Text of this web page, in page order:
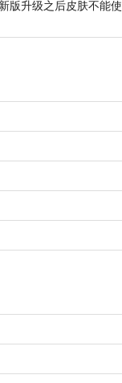
版升级之后皮肤不能使